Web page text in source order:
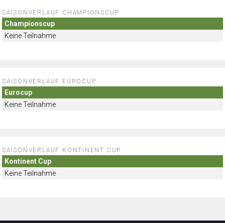
SAISONVERLAUF CHAMPIONSCUP
Championscup
Keine Teilnahme
SAISONVERLAUF EUROCUP
Eurocup
Keine Teilnahme
SAISONVERLAUF KONTINENT CUP
Kontinent Cup
Keine Teilnahme